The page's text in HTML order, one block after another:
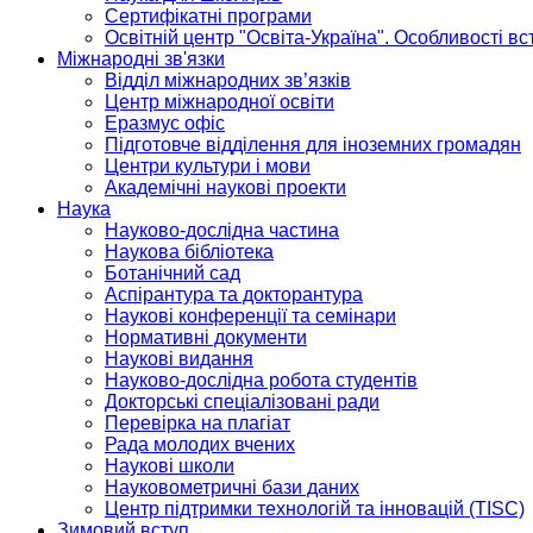
Сертифікатні програми
Освітній центр "Освіта-Україна". Особливості
Міжнародні зв'язки
Відділ міжнародних зв’язків
Центр міжнародної освіти
Еразмус офіс
Підготовче відділення для іноземних громадян
Центри культури і мови
Академічні наукові проекти
Наука
Науково-дослідна частина
Наукова бібліотека
Ботанічний сад
Аспірантура та докторантура
Наукові конференції та семінари
Нормативні документи
Наукові видання
Науково-дослідна робота студентів
Докторські спеціалізовані ради
Перевірка на плагіат
Рада молодих вчених
Наукові школи
Науковометричні бази даних
Центр підтримки технологій та інновацій (TISC)